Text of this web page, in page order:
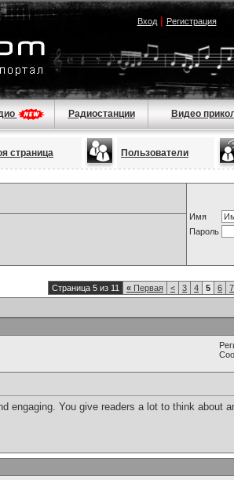
Вход| Регистрация
Радиостанции Видео
страница Пользователи
Имя
Пароль
Страница 5 из 11 « Первая < 3 4 5 6 7
engaging. You give readers a lot to think about